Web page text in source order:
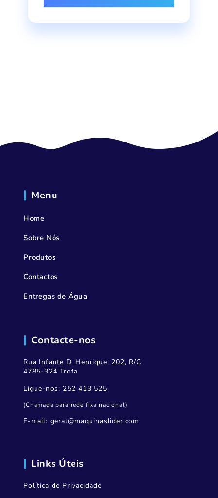
Menu
Home
Sobre Nós
Produtos
Contactos
Entregas de Água
Contacte-nos
Rua Infante D. Henrique, 202, R/C
4785-324 Trofa
Ligue-nos: 252 413 525
(Chamada para rede fixa nacional)
E-mail: geral@maquinaslider.com
Links Úteis
Política de Privacidade